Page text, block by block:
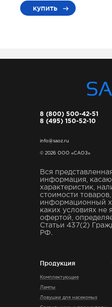
купить
8 (800) 500-42-51
8 (495) 150-52-10
info@saoz.ru
© 2026 ООО «САОЗ»
Вся
информация,
характеристик,
стоимости
информационный
каких условиях не
офертой,
Статьи 437(2)
РФ.
Продукция
Комплектующие
Лампы
Ловушки для насекомых